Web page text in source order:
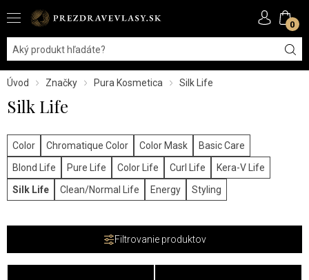
0
Úvod Značky Pura Kosmetica Silk Life
Silk Life
Color Chromatique Color Color Mask
Basic Care
Blond Life
Pure Life Color Life Curl Life
Kera-V Life
Silk Life
Clean/Normal Life Energy Styling
Filtrovanie produktov